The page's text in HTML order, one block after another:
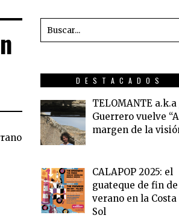
DESTACADOS
TELOMANTE a.k.a
Guerrero vuelve
margen de la
CALAPOP 2025: el
guateque de fin de
verano en la Costa
Sol